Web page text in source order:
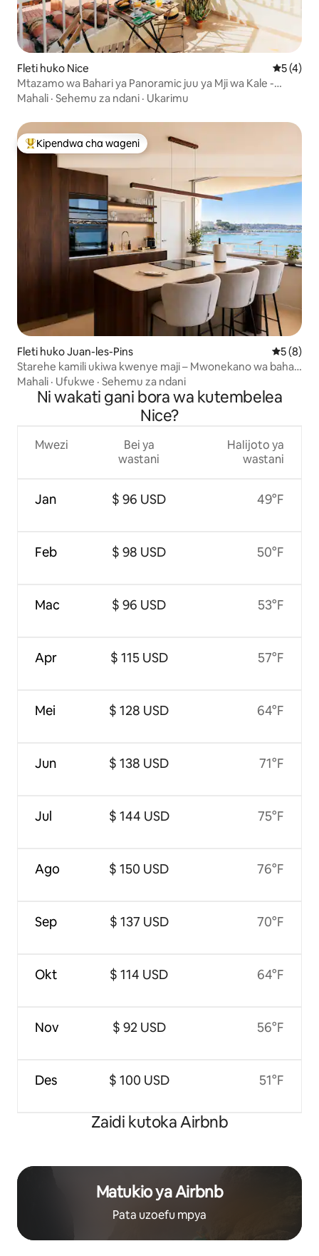
Fleti huko Nice
5 (4)
Mtazamo wa Bahari ya Panoramic juu ya Mji wa Kale -
Matuta na AC
Mahali · Sehemu za ndani · Ukarimu
Kipendwa maarufu cha wageni
Kipendwa cha wageni
Fleti huko Juan-les-Pins
5 (8)
Starehe kamili ukiwa kwenye maji – Mwonekano wa bahari
wa digrii 180
Mahali · Ufukwe · Sehemu za ndani
Ni wakati gani bora wa kutembelea
Nice?
Mwezi
Jan
Feb
Mac
Apr
Mei
Jun
Jul
Ago
Sep
Okt
Nov
Des
Bei ya
wastani
$ 96 USD
$ 98 USD
$ 96 USD
$ 115 USD
$ 128 USD
$ 138 USD
$ 144 USD
$ 150 USD
$ 137 USD
$ 114 USD
$ 92 USD
$ 100 USD
Halijoto ya
wastani
49°F
50°F
53°F
57°F
64°F
71°F
75°F
76°F
70°F
64°F
56°F
51°F
Zaidi kutoka Airbnb
Matukio ya Airbnb
Pata uzoefu mpya